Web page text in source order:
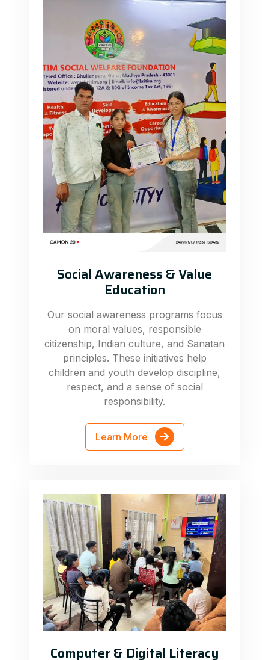
Social Awareness & Value
Education
Our social awareness programs focus
on moral values, responsible
citizenship, Indian culture, and Sanatan
principles. These initiatives help
children and youth develop discipline,
respect, and a sense of social
responsibility.
Learn More
Computer & Digital Literacy